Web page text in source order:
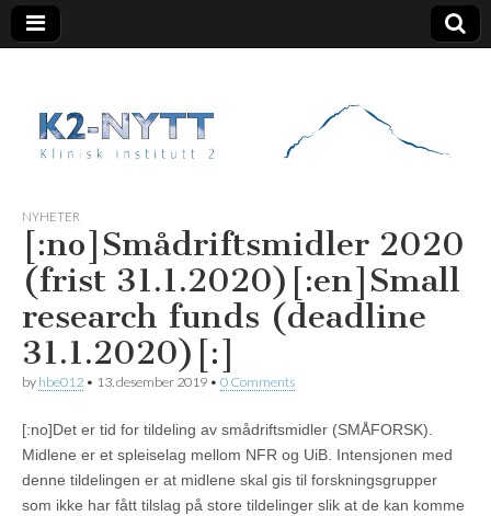
K2 Nytt
NYHETER
[:no]Smådriftsmidler 2020
(frist 31.1.2020)[:en]Small
research funds (deadline
31.1.2020)[:]
by hbe012 • 13. desember 2019 • 0 Comments
[:no]Det er tid for tildeling av smådriftsmidler (SMÅFORSK).
Midlene er et spleiselag mellom NFR og UiB. Intensjonen med
denne tildelingen er at midlene skal gis til forskningsgrupper
som ikke har fått tilslag på store tildelinger slik at de kan komme